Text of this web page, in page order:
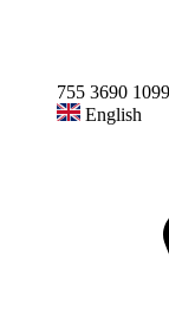
755 3690 1099
English